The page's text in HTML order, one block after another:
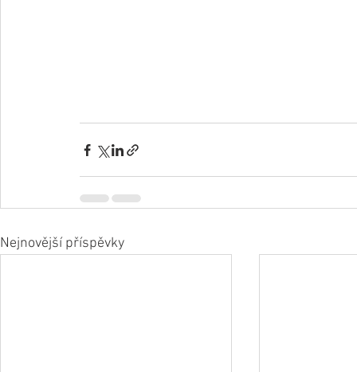
Nejnovější příspěvky